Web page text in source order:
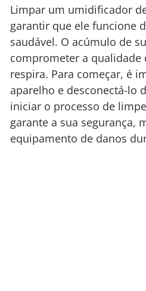
Limpar um umidificador
garantir que ele funcione
saudável. O acúmulo de
comprometer a qualidade
respira. Para começar, é
aparelho e desconectá-lo
iniciar o processo de
garante a sua segurança,
equipamento de danos